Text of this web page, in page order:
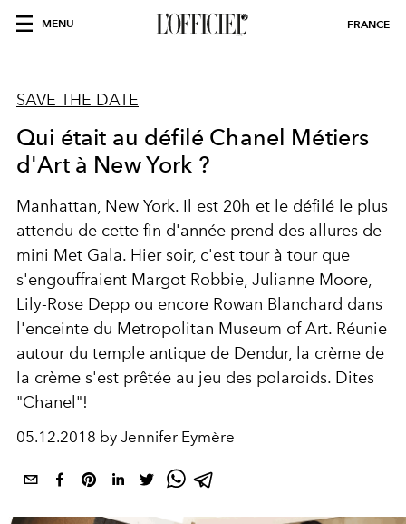
MENU FRANCE
SAVE THE DATE
Qui était au défilé Chanel Métiers
d'Art à New York ?
Manhattan, New York. Il est 20h et le défilé le plus
attendu de cette fin d'année prend des allures de
mini Met Gala. Hier soir, c'est tour à tour que
s'engouffraient Margot Robbie, Julianne Moore,
Lily-Rose Depp ou encore Rowan Blanchard dans
l'enceinte du Metropolitan Museum of Art. Réunie
autour du temple antique de Dendur, la crème de
la crème s'est prêtée au jeu des polaroids. Dites
"Chanel"!
05.12.2018 by Jennifer Eymère